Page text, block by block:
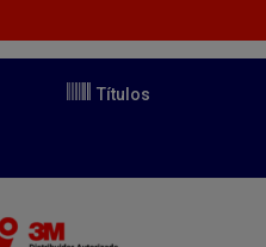
Títulos